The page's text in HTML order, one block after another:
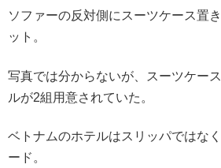
ソファーの反対側にスーツケース置
ット。
写真では分からないが、スーツケー
ルが2組用意されていた。
ベトナムのホテルはスリッパではな
ード。